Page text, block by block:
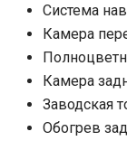
Система
Камера
Камера
Заводская
Обогрев